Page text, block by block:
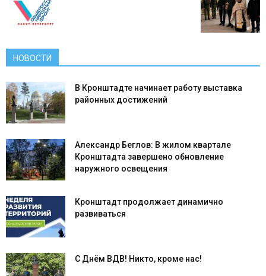
НОВОСТИ
В Кронштадте начинает работу выставка
районных достижений
Александр Беглов: В жилом квартале
Кронштадта завершено обновление
наружного освещения
Кронштадт продолжает динамично
развиваться
С Днём ВДВ! Никто, кроме нас!